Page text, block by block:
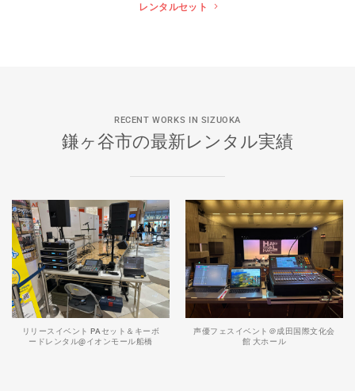
レンタルセット
RECENT WORKS IN SIZUOKA
鎌ヶ谷市の最新レンタル実績
リリースイベント PAセット＆キーボ
ードレンタル@イオンモール船橋
声優フェスイベント＠成田国際文化会
館 大ホール